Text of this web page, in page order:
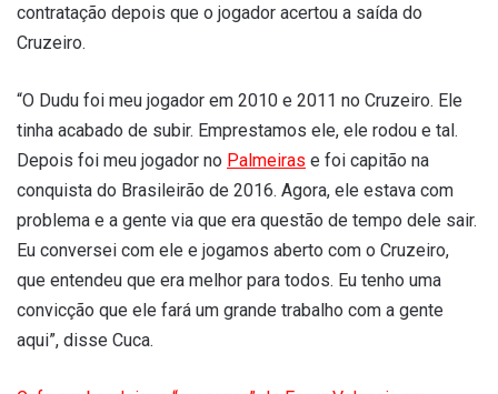
contratação depois que o jogador acertou a saída do
Cruzeiro.
“O Dudu foi meu jogador em 2010 e 2011 no Cruzeiro. Ele
tinha acabado de subir. Emprestamos ele, ele rodou e tal.
Depois foi meu jogador no Palmeiras e foi capitão na
conquista do Brasileirão de 2016. Agora, ele estava com
problema e a gente via que era questão de tempo dele sair.
Eu conversei com ele e jogamos aberto com o Cruzeiro,
que entendeu que era melhor para todos. Eu tenho uma
convicção que ele fará um grande trabalho com a gente
aqui”, disse Cuca.